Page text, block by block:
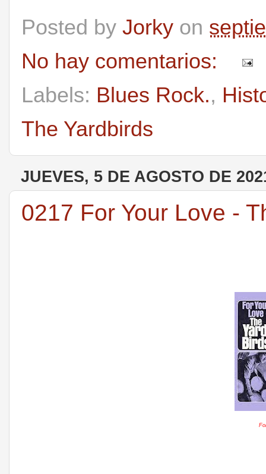
Posted by Jorky on
No hay comentarios:
Labels: Blues Rock.,
The Yardbirds
JUEVES, 5 DE AGOSTO DE
0217 For Your Love -